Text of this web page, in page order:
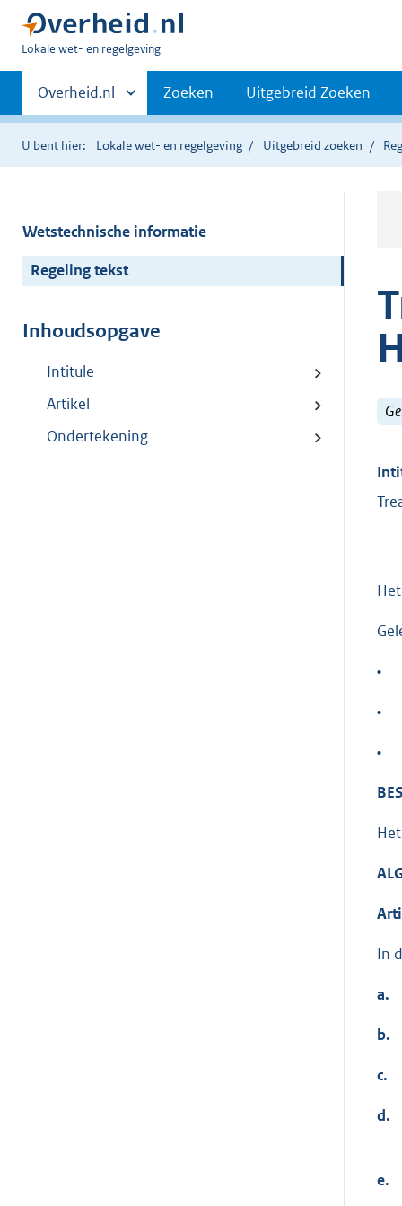
U
hier:
Lokale wet- en regelgeving
Primaire
navigatie
Andere
sites
binnen
Overheid.nl Zoeken Uitgebreid Zoeken
U bent hier: Lokale wet- en regelgeving Uitgebreid zoeken
Wetstechnische informatie
Regeling tekst
Inhoudsopgave
Intitule
Artikel
Ondertekening
•
•
•
In
a.
b.
c.
d.
e.